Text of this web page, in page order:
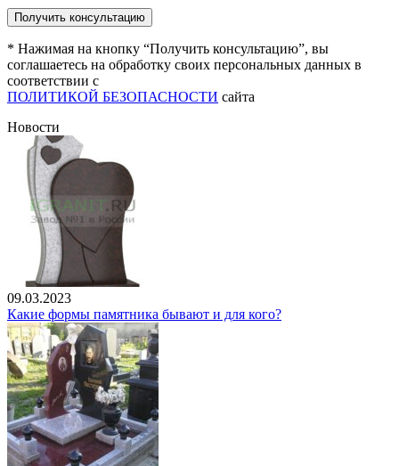
* Нажимая на кнопку “Получить консультацию”, вы
соглашаетесь на обработку своих персональных данных в
соответствии с
ПОЛИТИКОЙ БЕЗОПАСНОСТИ сайта
Новости
09.03.2023
Какие формы памятника бывают и для кого?